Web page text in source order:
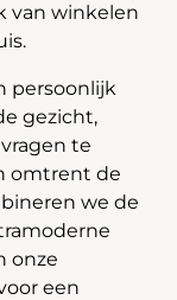
van winkelen
persoonlijk
gezicht,
te
omtrent de
we de
onze
een